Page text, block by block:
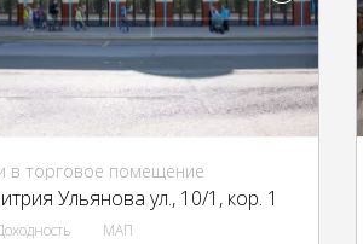
в торговое помещение
Ульянова ул., 10/1, кор. 1
МАП